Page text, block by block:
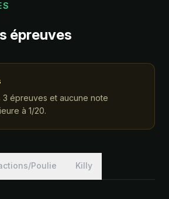
épreuves
3 épreuves et aucune note
à 1/20.
Poulie Killy